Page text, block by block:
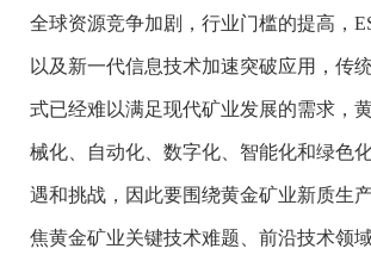
全球资源竞争加剧，行业门槛的提高，
以及新一代信息技术加速突破应用，传
式已经难以满足现代矿业发展的需求，
械化、自动化、数字化、智能化和绿色
遇和挑战，因此要围绕黄金矿业新质生
焦黄金矿业关键技术难题、前沿技术领